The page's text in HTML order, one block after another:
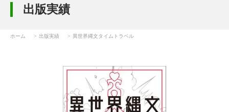
出版実績
ホーム 出版実績 異世界縄文タイムトラベル